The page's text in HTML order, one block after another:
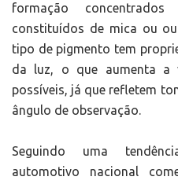
formação
constituídos de mica ou
tipo de pigmento tem
da luz, o que aumenta a
possíveis, já que refletem
ângulo de observação.
Seguindo uma
automotivo nacional